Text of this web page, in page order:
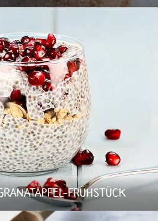
FRÜHSTÜCK